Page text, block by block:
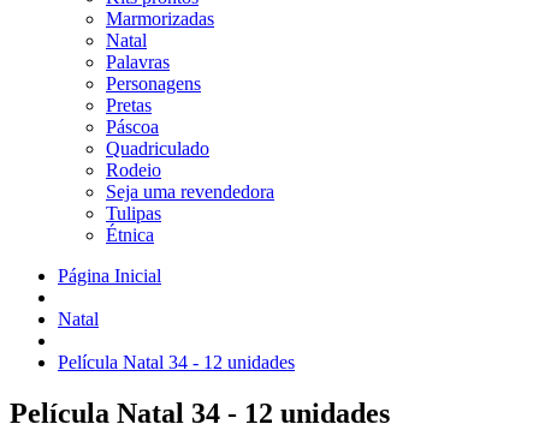
Marmorizadas
Natal
Palavras
Personagens
Pretas
Páscoa
Quadriculado
Rodeio
Seja uma revendedora
Tulipas
Étnica
Página Inicial
Natal
Película Natal 34 - 12 unidades
Película Natal 34 - 12 unidades